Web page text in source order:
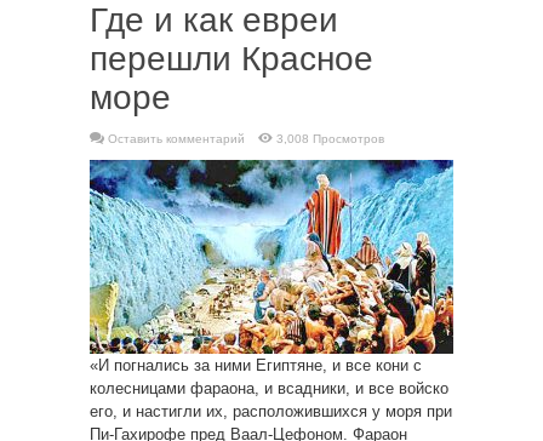
Где и как евреи
перешли Красное
море
Оставить комментарий 3,008 Просмотров
«И погнались за ними Египтяне, и все кони с
колесницами фараона, и всадники, и все войско
его, и настигли их, расположившихся у моря при
Пи-Гахирофе пред Ваал-Цефоном. Фараон